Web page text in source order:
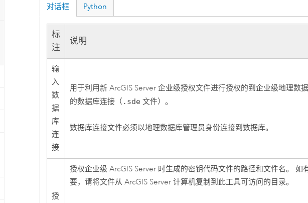
对话框 Python
标
注
说明
输
入
数
据
库
连
接
用于利用新ArcGIS Server 企业级授权文件进行授权的到企业级地理数
的数据库连接（ .sde 文件）。
数据库连接文件必须以地理数据库管理员身份连接到数据库。
授
授权企业级ArcGIS Server 时生成的密钥代码文件的路径和文件名。 如
要，请将文件从ArcGIS Server 计算机复制到此工具可访问的目录。